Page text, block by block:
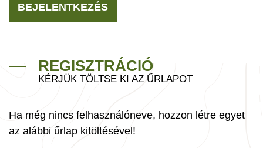
BEJELENTKEZÉS
REGISZTRÁCIÓ
KÉRJÜK TÖLTSE KI AZ ŰRLAPOT
Ha még nincs felhasználóneve, hozzon létre egyet
az alábbi űrlap kitöltésével!